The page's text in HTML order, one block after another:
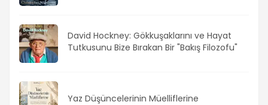
David Hockney: Gökkuşaklarını ve Hayat
Tutkusunu Bize Bırakan Bir "Bakış Filozofu"
Yaz Düşüncelerinin Müelliflerine